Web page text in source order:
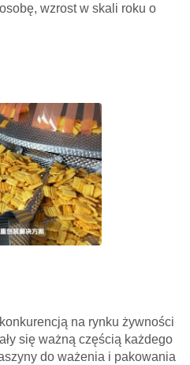
wzrost w skali roku o
na rynku żywności
się ważną częścią każdego
do ważenia i pakowania